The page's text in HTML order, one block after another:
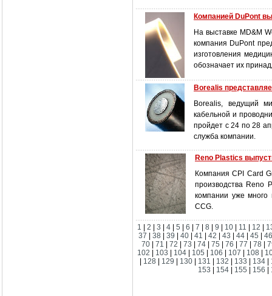
Компанией DuPont
На выставке MD&M
компания DuPont
изготовления
обозначает их
Borealis
Borealis, ведущий
кабельной и
пройдет с 24 по 28
служба компании.
Reno Plastics
Компания CPI Card
производства Reno
компании уже много
CCG.
1 2 3 4 5 6 7 8 9 10 11 12
37
|38 |39 |40 |41 |42 |43 |44 |45 |
70
71 72 73 74 75 76 77 78
102
103 104 105 106 107 108
128 129 130 131 132 133 134
153
154 155 156